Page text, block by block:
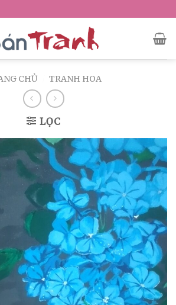
CHỦ TRANH HOA
LỌC